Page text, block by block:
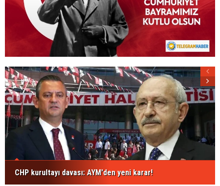
CHP kurultayı davası: AYM'den yeni karar!